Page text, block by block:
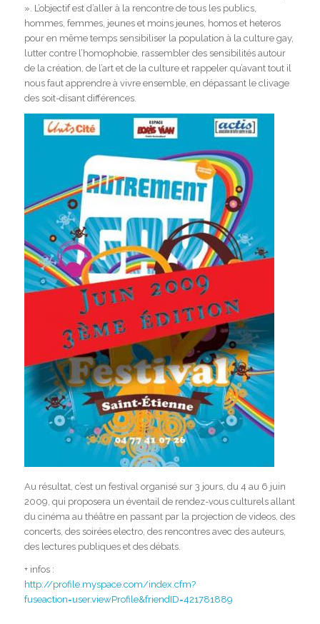
». L’objectif est d’aller à la rencontre de tous les publics,
hommes, femmes, jeunes et moins jeunes, homos et heteros
pour en même temps sensibiliser la population à la culture gay,
lutter contre l’homophobie, rassembler des sensibilités autour
de la création, de l’art et de la culture et rappeler qu’avant tout il
nous faut apprendre à vivre ensemble, en dépassant le clivage
des soit-disant différences.
Au résultat, c’est un festival organisé sur 3 jours, du 4 au 6 juin
2009, qui proposera un éventail de rendez-vous culturels allant
du cinéma au théâtre en passant par la projection de videos, des
concerts, des soirées electro, des rencontres avec des auteurs,
des lectures publiques et des débats.
+ infos :
http://profile.myspace.com/index.cfm?
fuseaction=user.viewProfile&friendID=421781889